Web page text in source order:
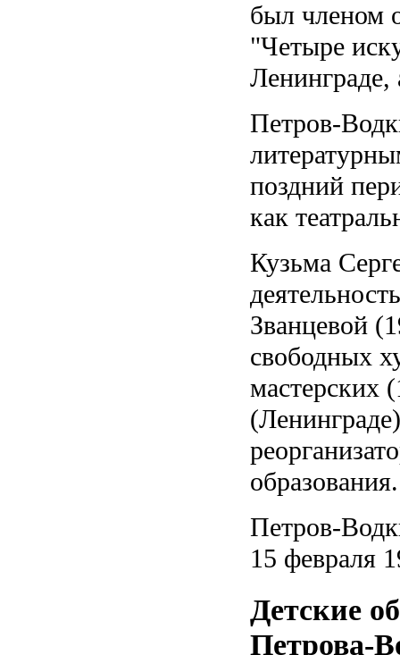
был членом
"Четыре
Петров-
поздний
как
Кузьма
Званцевой
свободных
мастерских
образования.
Петров-
15 февраля
Детские
Петрова-